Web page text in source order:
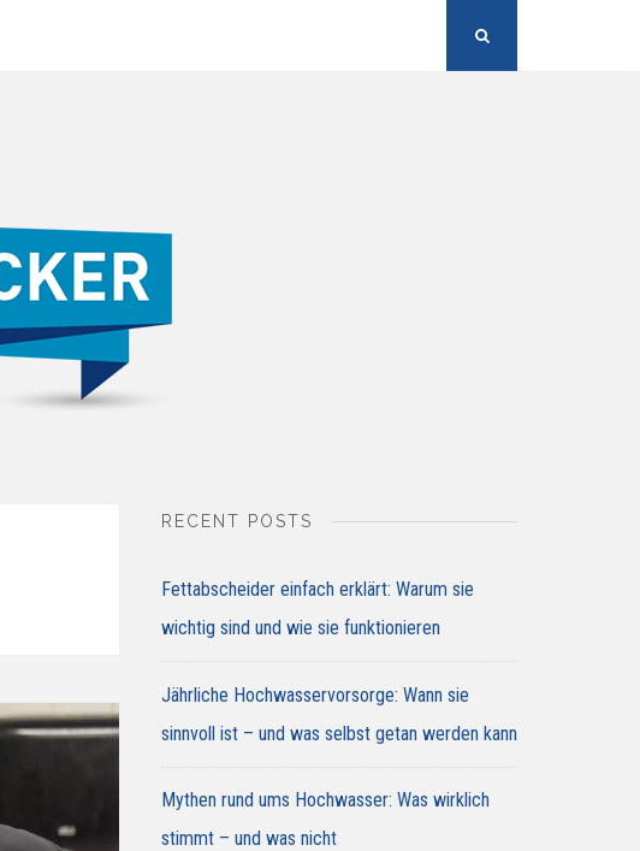
RECENT POSTS
Fettabscheider einfach erklärt: Warum sie
wichtig sind und wie sie funktionieren
Jährliche Hochwasservorsorge: Wann sie
sinnvoll ist – und was selbst getan werden kann
Mythen rund ums Hochwasser: Was wirklich
stimmt – und was nicht